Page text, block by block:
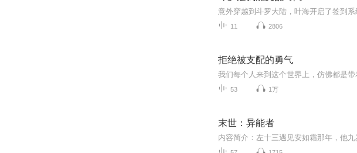
11 2806
拒绝被支配的勇气
53 1万
末世：异能者